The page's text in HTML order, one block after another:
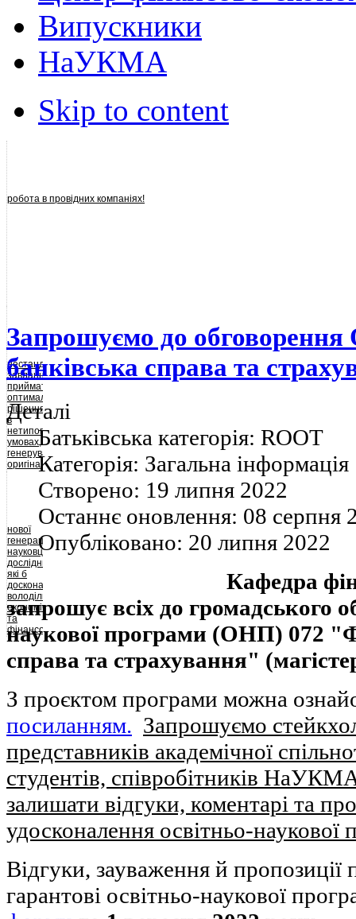
Випускники
НаУКМА
Skip to content
робота в провідних компаніях!
нестандартні
завдання,
приймати
оптимальні
рішення
в
нетипових
умовах,
генерувати
оригінальні
суспільства
креативно
мислити
та
діяти.
нової
генерації
науковців-
дослідників,
які б
досконало
володіли
економічною
та
фінансовою
теорією,
комплексно
аналізувати
та
фінансову
держави
застосуванням
сучасного
математичного
інструментарію,
природно
у
світовий
та
дослідницький
Запрошуємо до
банківська справа та
Деталі
Батьківська категорія: ROOT
Категорія: Загальна інформація
Створено: 19 липня 2022
Останнє оновлення: 08 серпня
Опубліковано: 20 липня 2022
Кафедра
запрошує всіх до громадського
наукової програми (ОНП) 072
справа та страхування"
З проєктом програми можна
посиланням. Запрошуємо
представників академічної
студентів, співробітників
залишати відгуки, коментарі та
удосконалення освітньо-наукової
Відгуки, зауваження й
гарантові освітньо-наукової